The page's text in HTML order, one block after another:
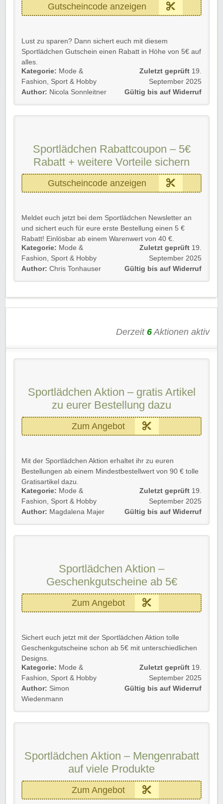
Gutscheincode anzeigen
Lust zu sparen? Dann sichert euch mit diesem
Sportlädchen Gutschein einen Rabatt in Höhe von 5€ auf
alles.
Verwendet nur noch den Sportlädchen Gutscheincode an
der Kasse. Erreicht den Einkaufswert von 40€.
Kategorie: Mode &
Fashion
Sport & Hobby
Author: Nicola Sonnleitner
Zuletzt geprüft 19.
September 2025
Gültig bis auf Widerruf
Sportlädchen Rabattcoupon – 5€
Rabatt + weitere Vorteile sichern
Gutscheincode anzeigen
Meldet euch jetzt bei dem Sportlädchen Newsletter an
und sichert euch für eure erste Bestellung einen 5 €
Rabatt! Einlösbar ab einem Warenwert von 40 €.
Außerdem bleibt ihr immer auf dem Laufenden und
erhaltet als erstes Sportlädchen Gutscheine, Aktionen
Gültig für Neu- und Bestandskunden. Einfach E-Mail
eintragen und bestätigen.
Kategorie: Mode &
Fashion
Sport & Hobby
Author: Chris Tonhauser
Zuletzt geprüft 19.
September 2025
Gültig bis auf Widerruf
Derzeit 6 Aktionen aktiv
Sportlädchen Aktion – gratis Artikel
zu eurer Bestellung dazu
Zum Angebot
Mit der Sportlädchen Aktion erhaltet ihr zu euren
Bestellungen ab einem Mindestbestellwert von 90 € tolle
Gratisartikel dazu.
Gültig für Neu- und Bestandskunden, solange der Vorrat
reicht.
Kategorie: Mode &
Fashion
Sport & Hobby
Author: Magdalena Majer
Zuletzt geprüft 19.
September 2025
Gültig bis auf Widerruf
Sportlädchen Aktion –
Geschenkgutscheine ab 5€
Zum Angebot
Sichert euch jetzt mit der Sportlädchen Aktion tolle
Geschenkgutscheine schon ab 5€ mit unterschiedlichen
Designs.
Gültig für Neu- und Bestandskunden bis auf Widerruf.
Einfach unserem Link folgen und Freude schenken.
Viel Spaß beim Freude bereiten.
Kategorie: Mode &
Fashion
Sport & Hobby
Author: Simon
Wiedenmann
Zuletzt geprüft 19.
September 2025
Gültig bis auf Widerruf
Sportlädchen Aktion – Mengenrabatt
auf viele Produkte
Zum Angebot